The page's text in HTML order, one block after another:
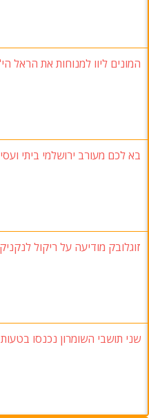
המונים ליוו למנוחות את הראל
בא לכם מעורב ירושלמי ביתי
זוגלובק מודיעה על ריקול
שני תושבי השומרון נכנסו בטעות